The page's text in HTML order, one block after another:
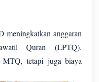
meningkatkan anggaran
Quran (LPTQ).
MTQ, tetapi juga biaya